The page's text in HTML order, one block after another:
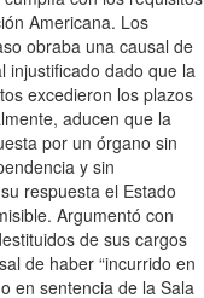
Americana. Los
obraba una causal de
injustificado dado que la
excedieron los plazos
aducen que la
por un órgano sin
y sin
respuesta el Estado
Argumentó con
de sus cargos
de haber “incurrido en
en sentencia de la Sala